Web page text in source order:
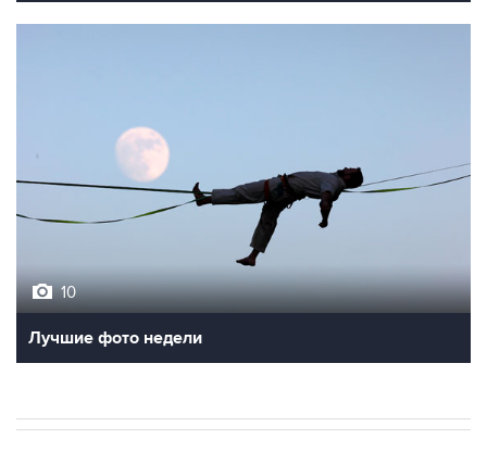
10
Лучшие фото недели